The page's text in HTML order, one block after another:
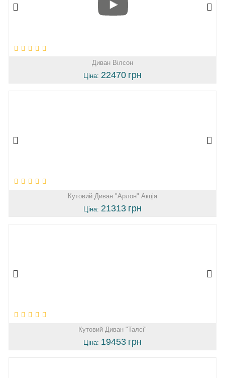
Диван Вілсон
Ціна: 22470 грн
Кутовий Диван "Арлон" Акція
Ціна: 21313 грн
Кутовий Диван "Талсі"
Ціна: 19453 грн